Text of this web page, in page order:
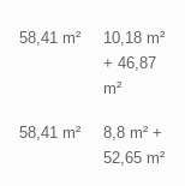
58,41 m²
10,18 m²
+ 46,87
m²
58,41 m²
8,8 m² +
52,65 m²